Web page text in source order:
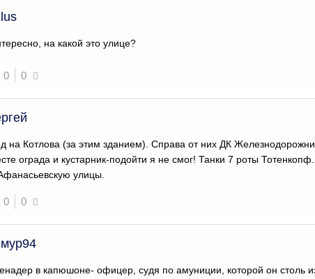
на какой это улице?
0 0
на Котлова (за этим зданием). Справа от них ДК
ограда и кустарник-подойти я не смог! Танки 7 роты
улицы.
0 0
в капюшоне- офицер, судя по амуниции, которой он столь